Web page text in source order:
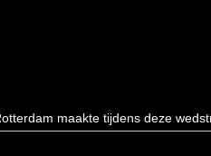
Scheidsrechter Janssen uit Rotterdam